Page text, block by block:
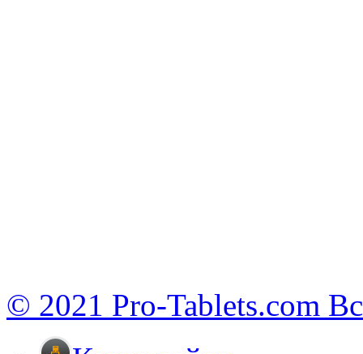
© 2021 Pro-Tablets.com